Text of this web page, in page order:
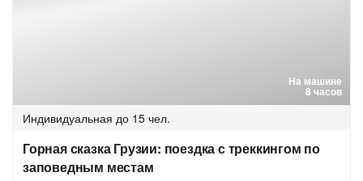
На машине
8 часов
Индивидуальная до 15 чел.
Горная сказка Грузии: поездка с треккингом по
заповедным местам